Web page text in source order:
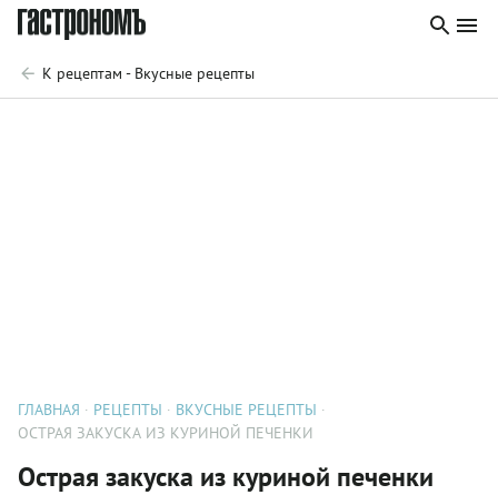
К рецептам - Вкусные рецепты
ГЛАВНАЯ РЕЦЕПТЫ
ВКУСНЫЕ РЕЦЕПТЫ
ОСТРАЯ ЗАКУСКА ИЗ КУРИНОЙ ПЕЧЕНКИ
Острая закуска из куриной печенки